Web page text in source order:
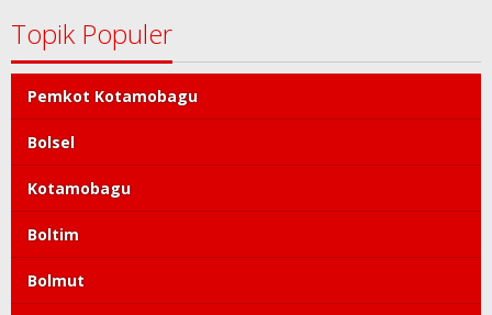
Topik Populer
Pemkot Kotamobagu
Bolsel
Kotamobagu
Boltim
Bolmut